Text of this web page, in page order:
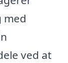
med
ved at